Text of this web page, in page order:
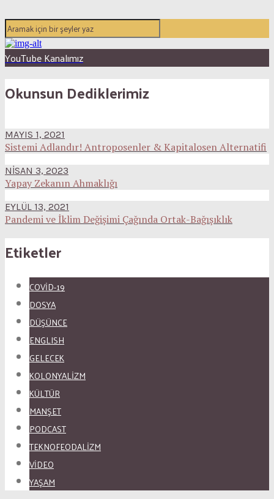
YouTube Kanalımız
Okunsun Dediklerimiz
MAYIS 1, 2021
Sistemi Adlandır! Antroposenler & Kapitalosen Alternatifi
NISAN 3, 2023
Yapay Zekanın Ahmaklığı
EYLÜL 13, 2021
Pandemi ve İklim Değişimi Çağında Ortak-Bağışıklık
Etiketler
COVID-19
DOSYA
DÜŞÜNCE
ENGLISH
GELECEK
KOLONYALİZM
KÜLTÜR
MANŞET
PODCAST
TEKNOFEODALİZM
VİDEO
YAŞAM